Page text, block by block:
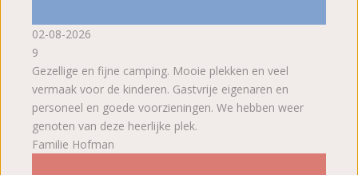
02-08-2026
9
Gezellige en fijne camping. Mooie plekken en veel
vermaak voor de kinderen. Gastvrije eigenaren en
personeel en goede voorzieningen. We hebben weer
genoten van deze heerlijke plek.
Familie Hofman